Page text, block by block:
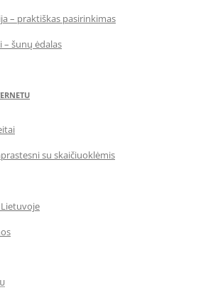
– praktiškas pasirinkimas
šunų ėdalas
su skaičiuoklėmis